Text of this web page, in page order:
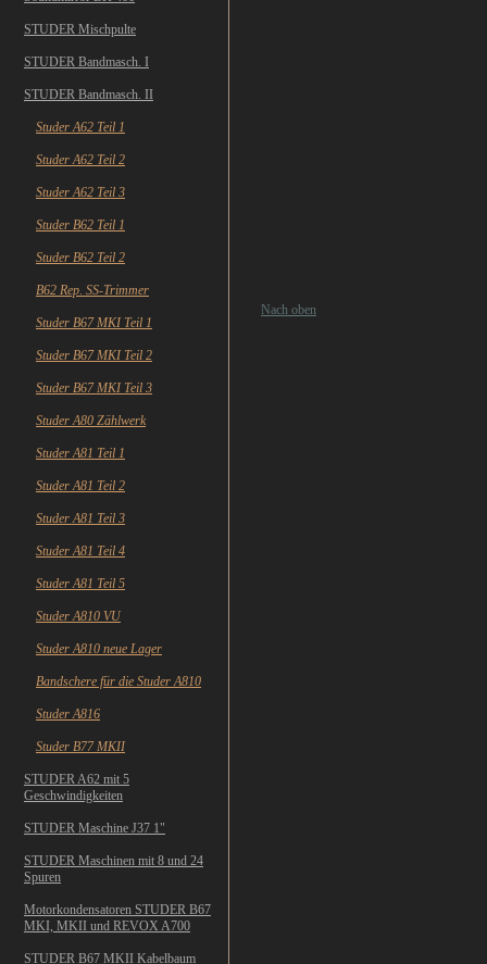
STUDER Mischpulte
STUDER Bandmasch. I
STUDER Bandmasch. II
Studer A62 Teil 1
Studer A62 Teil 2
Studer A62 Teil 3
Studer B62 Teil 1
Studer B62 Teil 2
B62 Rep. SS-Trimmer
Studer B67 MKI Teil 1
Studer B67 MKI Teil 2
Studer B67 MKI Teil 3
Studer A80 Zählwerk
Studer A81 Teil 1
Studer A81 Teil 2
Studer A81 Teil 3
Studer A81 Teil 4
Studer A81 Teil 5
Studer A810 VU
Studer A810 neue Lager
Bandschere für die Studer A810
Studer A816
Studer B77 MKII
STUDER A62 mit 5
Geschwindigkeiten
STUDER Maschine J37 1"
STUDER Maschinen mit 8 und 24
Spuren
Motorkondensatoren STUDER B67
MKI, MKII und REVOX A700
STUDER B67 MKII Kabelbaum
Nach oben